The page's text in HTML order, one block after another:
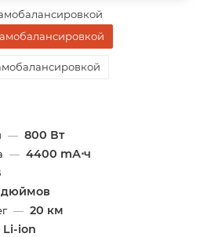
— 800 Вт
— 4400 mА⋅ч
дюймов
— 20 км
Li-ion